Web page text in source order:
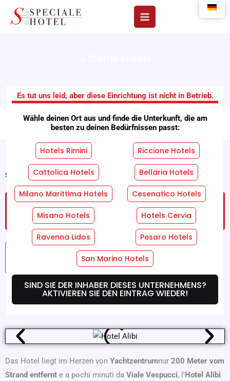
Inhalt
Es tut uns leid, aber diese Einrichtung ist nicht in Betrieb.
Wähle deinen Ort aus und finde die Unterkunft, die am
besten zu deinen Bedürfnissen passt:
Hotels Rimini Riccione Hotels
Cattolica Hotels Bellaria Hotels
Milano Marittima Hotels Cesenatico Hotels
Misano Hotels Hotels Cervia
Ravenna Lidos Pesaro Hotels
San Marino Hotels
SIND SIE DER INHABER DIESES UNTERNEHMENS?
AKTIVIEREN SIE DEN EINTRAG WIEDER!
Hotel Alibi
Startseite "Einrichtungen" Hotel Alibi
FORDERN SIE EIN KOSTENLOSES UND
UNVERBINDLICHES ANGEBOT AN!
Dienstleistungen
Zimmer-Dienste
Wo Wir Sind Angebote
Das Hotel liegt im Herzen von Yachtzentrumnur 200 Meter vom
Strand entfernt e a pochi minuti da Viale Vespucci, l'Hotel Alibi